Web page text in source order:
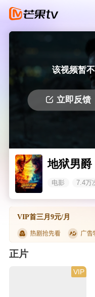
该视频暂
立即反馈
电影 7.4万
VIP首三月9元/月
正片
VIP